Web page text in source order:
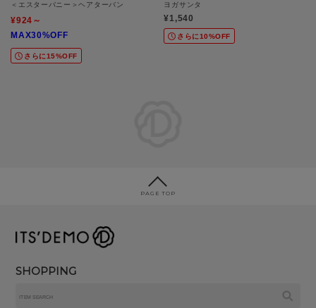
＜エスターバニー＞ヘアターバン
¥924～
MAX30%OFF
さらに15%OFF
ヨガサンタ
¥1,540
さらに10%OFF
PAGE TOP
SHOPPING